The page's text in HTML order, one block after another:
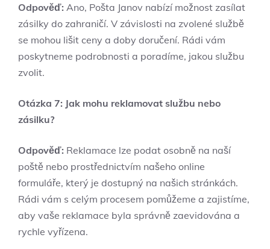
Odpověď: Ano, Pošta Janov nabízí možnost zasílat
zásilky do zahraničí. V závislosti na zvolené službě
se mohou lišit ceny a doby doručení. Rádi vám
poskytneme podrobnosti a poradíme, jakou službu
zvolit.
Otázka 7: Jak mohu reklamovat službu nebo
zásilku?
Odpověď: Reklamace lze podat osobně na naší
poště nebo prostřednictvím našeho online
formuláře, který je dostupný na našich stránkách.
Rádi vám s celým procesem pomůžeme a zajistíme,
aby vaše reklamace byla správně zaevidována a
rychle vyřízena.